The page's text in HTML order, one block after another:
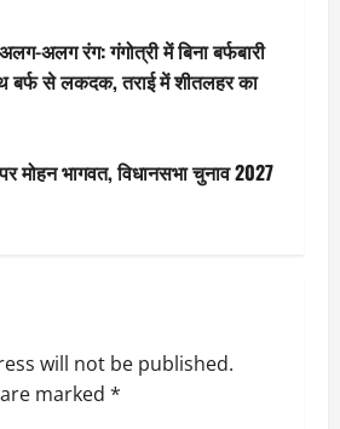
अलग रंग: गंगोत्री में बिना बर्फबारी
बर्फ से लकदक, तराई में शीतलहर का
मोहन भागवत, विधानसभा चुनाव 2027
will not be published.
marked *